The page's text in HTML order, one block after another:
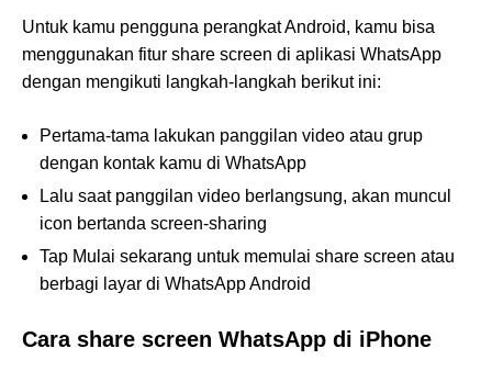
Untuk kamu pengguna perangkat Android, kamu bisa
menggunakan fitur share screen di aplikasi WhatsApp
dengan mengikuti langkah-langkah berikut ini:
Pertama-tama lakukan panggilan video atau grup
dengan kontak kamu di WhatsApp
Lalu saat panggilan video berlangsung, akan muncul
icon bertanda screen-sharing
Tap Mulai sekarang untuk memulai share screen atau
berbagi layar di WhatsApp Android
Cara share screen WhatsApp di iPhone